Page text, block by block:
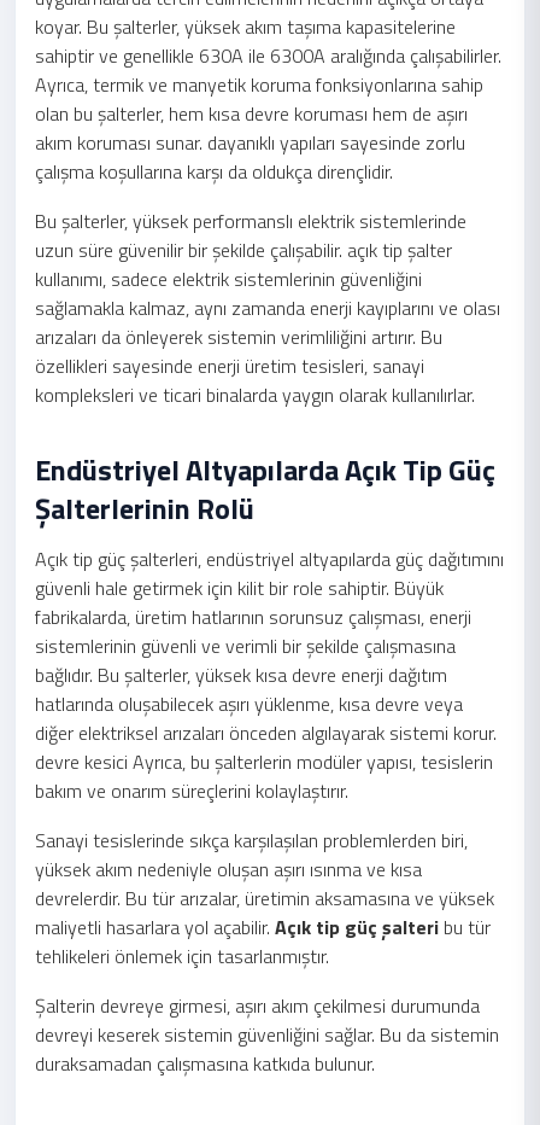
koyar. Bu şalterler, yüksek akım taşıma kapasitelerine
sahiptir ve genellikle 630A ile 6300A aralığında çalışabilirler.
Ayrıca, termik ve manyetik koruma fonksiyonlarına sahip
olan bu şalterler, hem kısa devre koruması hem de aşırı
akım koruması sunar. dayanıklı yapıları sayesinde zorlu
çalışma koşullarına karşı da oldukça dirençlidir.
Bu şalterler, yüksek performanslı elektrik sistemlerinde
uzun süre güvenilir bir şekilde çalışabilir. açık tip şalter
kullanımı, sadece elektrik sistemlerinin güvenliğini
sağlamakla kalmaz, aynı zamanda enerji kayıplarını ve olası
arızaları da önleyerek sistemin verimliliğini artırır. Bu
özellikleri sayesinde enerji üretim tesisleri, sanayi
kompleksleri ve ticari binalarda yaygın olarak kullanılırlar.
Endüstriyel Altyapılarda Açık Tip Güç
Şalterlerinin Rolü
Açık tip güç şalterleri, endüstriyel altyapılarda güç dağıtımını
güvenli hale getirmek için kilit bir role sahiptir. Büyük
fabrikalarda, üretim hatlarının sorunsuz çalışması, enerji
sistemlerinin güvenli ve verimli bir şekilde çalışmasına
bağlıdır. Bu şalterler, yüksek kısa devre enerji dağıtım
hatlarında oluşabilecek aşırı yüklenme, kısa devre veya
diğer elektriksel arızaları önceden algılayarak sistemi korur.
devre kesici Ayrıca, bu şalterlerin modüler yapısı, tesislerin
bakım ve onarım süreçlerini kolaylaştırır.
Sanayi tesislerinde sıkça karşılaşılan problemlerden biri,
yüksek akım nedeniyle oluşan aşırı ısınma ve kısa
devrelerdir. Bu tür arızalar, üretimin aksamasına ve yüksek
maliyetli hasarlara yol açabilir. Açık tip güç şalteri bu tür
tehlikeleri önlemek için tasarlanmıştır.
Şalterin devreye girmesi, aşırı akım çekilmesi durumunda
devreyi keserek sistemin güvenliğini sağlar. Bu da sistemin
duraksamadan çalışmasına katkıda bulunur.